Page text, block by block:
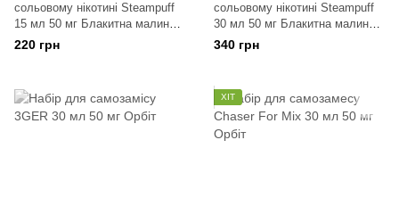
сольовому нікотині Steampuff
15 мл 50 мг Блакитна малина
Ментол
220 грн
сольовому нікотині Steampuff
30 мл 50 мг Блакитна малина
Ментол
340 грн
ХІТ